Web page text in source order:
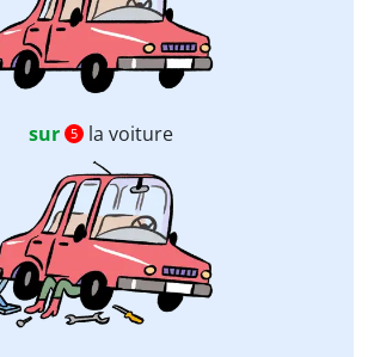
sur 5 la voiture